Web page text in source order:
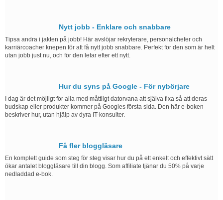
Nytt jobb - Enklare och snabbare
Tipsa andra i jakten på jobb! Här avslöjar rekryterare, personalchefer och
karriärcoacher knepen för att få nytt jobb snabbare. Perfekt för den som är helt
utan jobb just nu, och för den letar efter ett nytt.
Hur du syns på Google - För nybörjare
I dag är det möjligt för alla med måttligt datorvana att själva fixa så att deras
budskap eller produkter kommer på Googles första sida. Den här e-boken
beskriver hur, utan hjälp av dyra IT-konsulter.
Få fler bloggläsare
En komplett guide som steg för steg visar hur du på ett enkelt och effektivt sätt
ökar antalet bloggläsare till din blogg. Som affiliate tjänar du 50% på varje
nedladdad e-bok.